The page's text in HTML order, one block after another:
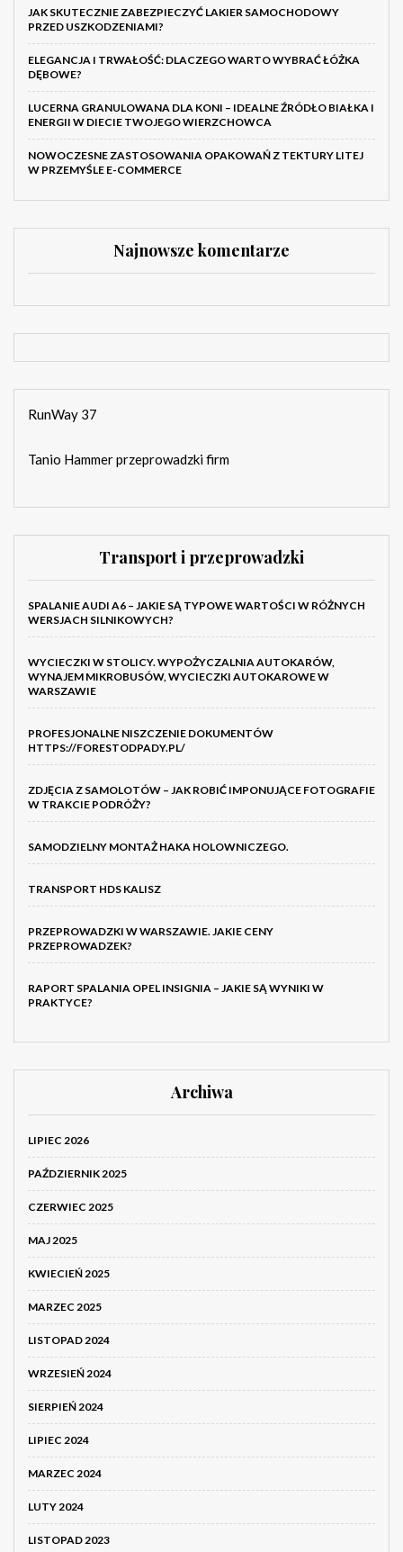
JAK SKUTECZNIE ZABEZPIECZYĆ LAKIER SAMOCHODOWY
PRZED USZKODZENIAMI?
ELEGANCJA I TRWAŁOŚĆ: DLACZEGO WARTO WYBRAĆ ŁÓŻKA
DĘBOWE?
LUCERNA GRANULOWANA DLA KONI – IDEALNE ŹRÓDŁO BIAŁKA I
ENERGII W DIECIE TWOJEGO WIERZCHOWCA
NOWOCZESNE ZASTOSOWANIA OPAKOWAŃ Z TEKTURY LITEJ
W PRZEMYŚLE E-COMMERCE
Najnowsze komentarze
RunWay 37
Tanio Hammer przeprowadzki firm
Transport i przeprowadzki
SPALANIE AUDI A6 – JAKIE SĄ TYPOWE WARTOŚCI W RÓŻNYCH
WERSJACH SILNIKOWYCH?
WYCIECZKI W STOLICY. WYPOŻYCZALNIA AUTOKARÓW,
WYNAJEM MIKROBUSÓW, WYCIECZKI AUTOKAROWE W
WARSZAWIE
PROFESJONALNE NISZCZENIE DOKUMENTÓW
HTTPS://FORESTODPADY.PL/
ZDJĘCIA Z SAMOLOTÓW – JAK ROBIĆ IMPONUJĄCE FOTOGRAFIE
W TRAKCIE PODRÓŻY?
SAMODZIELNY MONTAŻ HAKA HOLOWNICZEGO.
TRANSPORT HDS KALISZ
PRZEPROWADZKI W WARSZAWIE. JAKIE CENY
PRZEPROWADZEK?
RAPORT SPALANIA OPEL INSIGNIA – JAKIE SĄ WYNIKI W
PRAKTYCE?
Archiwa
LIPIEC 2026
PAŹDZIERNIK 2025
CZERWIEC 2025
MAJ 2025
KWIECIEŃ 2025
MARZEC 2025
LISTOPAD 2024
WRZESIEŃ 2024
SIERPIEŃ 2024
LIPIEC 2024
MARZEC 2024
LUTY 2024
LISTOPAD 2023